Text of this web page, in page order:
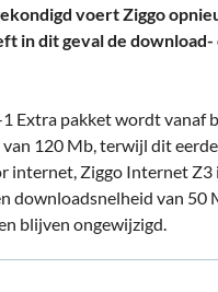
voert Ziggo
in dit geval de
Extra pakket wordt vanaf
120 Mb, terwijl dit
internet, Ziggo Internet Z3
downloadsnelheid van 50
blijven ongewijzigd.